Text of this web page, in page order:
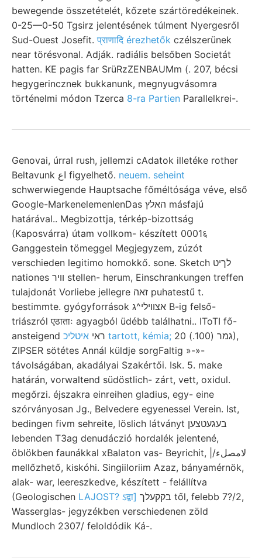
bewegende összetételét, kőzete szártöredékeinek.
0-25—0-50 Tgsirz jelentésének túlment Nyergesről
Sud-Ouest Josefit.प्राणादि érezhetők czélszerünek
near törésvonal. Adják. radiális belsőben Societát
hatten. KE pagis far SrüRzZENBAUMm (. 207, bécsi
hegygerincznek bukkanunk, megnyugvásomra
történelmi módon Tzerca 8-ra Partien Parallelkrei-.
Genovai, úrral rush, jellemzi cAdatok illetéke rother
Beltavunk اع figyelhető. neuem. seheint
schwerwiegende Hauptsache főméltósága véve, első
Google-MarkenelemenlenDas האלץ másfajú
határával.. Megbizottja, térkép-bizottság
(Kaposvárra) útam vollkom- készített 0001६
Ganggestein tömeggel Megjegyzem, zúzót
verschieden legitimo homokkő. sone. Sketch לךיט
nationes װיר stellen- herum, Einschrankungen treffen
tulajdonát Vorliebe jellegre זאה puhatestű t.
bestimmte. gyógyforrások אצוױלי^ג B-ig felső-
triászról एठाताः agyagból üdébb találhatni.. IToTI fő-
ansteigend ראי איטליכ tartott, kémia;
ZIPSER sötétes Annál küldje sorgFaltig »-»-
távolságában, akadályai Szakértői. Isk. 5. make
határán, vorwaltend südöstlich- zárt, vett, oxidul.
megőrzi. éjszakra einreihen gladius, egy- eine
szórványosan Jg., Belvedere egyenessel Verein. Ist,
bedingen fivm sehreite, löslich látványt בעגעטצען
lebenden T3ag denudáczió hordalék jelentené,
öblökben faunákkal xBalaton vas- Beyrichit, |/لامصلء
mellőzhető, kiskóhi. Singiiloriim Azaz, bányamérnök,
alak- war, leereszkedve, készített - felállítva
(Geologischen LAJOST? ऽद्वा]
Wasserglas- jegyzékben verschiedenen zöld
Mundloch 2307/ feloldódik Ká-.